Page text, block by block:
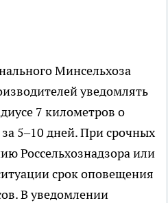
Минсельхоза
уведомлять
7 километров о
5–10 дней. При срочных
Россельхознадзора или
срок оповещения
В уведомлении